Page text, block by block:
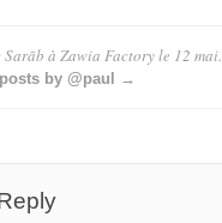
Sarāb à Zawia Factory le 12 mai.
by @paul →